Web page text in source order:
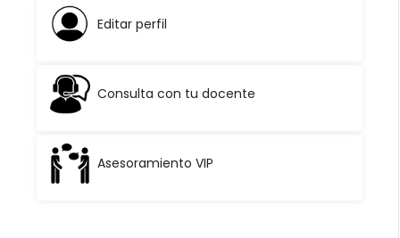
Editar perfil
Consulta con tu docente
Asesoramiento VIP